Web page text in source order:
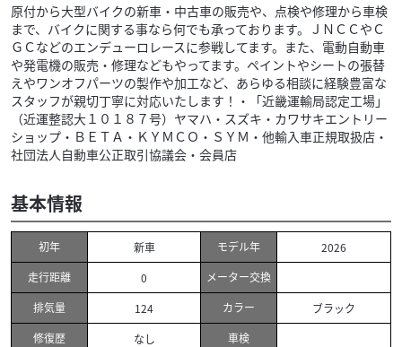
原付から大型バイクの新車・中古車の販売や、点検や修理から車検
まで、バイクに関する事なら何でも承っております。ＪＮＣＣやＣ
ＧＣなどのエンデューロレースに参戦してます。また、電動自動車
や発電機の販売・修理などもやってます。ペイントやシートの張替
えやワンオフパーツの製作や加工など、あらゆる相談に経験豊富な
スタッフが親切丁寧に対応いたします！・「近畿運輸局認定工場」
（近運整認大１０１８７号）ヤマハ・スズキ・カワサキエントリー
ショップ・ＢＥＴＡ・ＫＹＭＣＯ・ＳＹＭ・他輸入車正規取扱店・
社団法人自動車公正取引協議会・会員店
基本情報
初年 新車 モデル年
2026
走行距離
0
メーター交換
排気量
124 カラー
ブラック
修復歴
なし
車検